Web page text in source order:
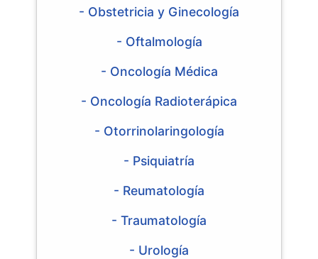
- Obstetricia y Ginecología
- Oftalmología
- Oncología Médica
- Oncología Radioterápica
- Otorrinolaringología
- Psiquiatría
- Reumatología
- Traumatología
- Urología